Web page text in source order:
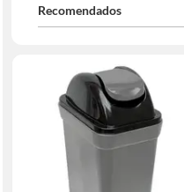
Recomendados